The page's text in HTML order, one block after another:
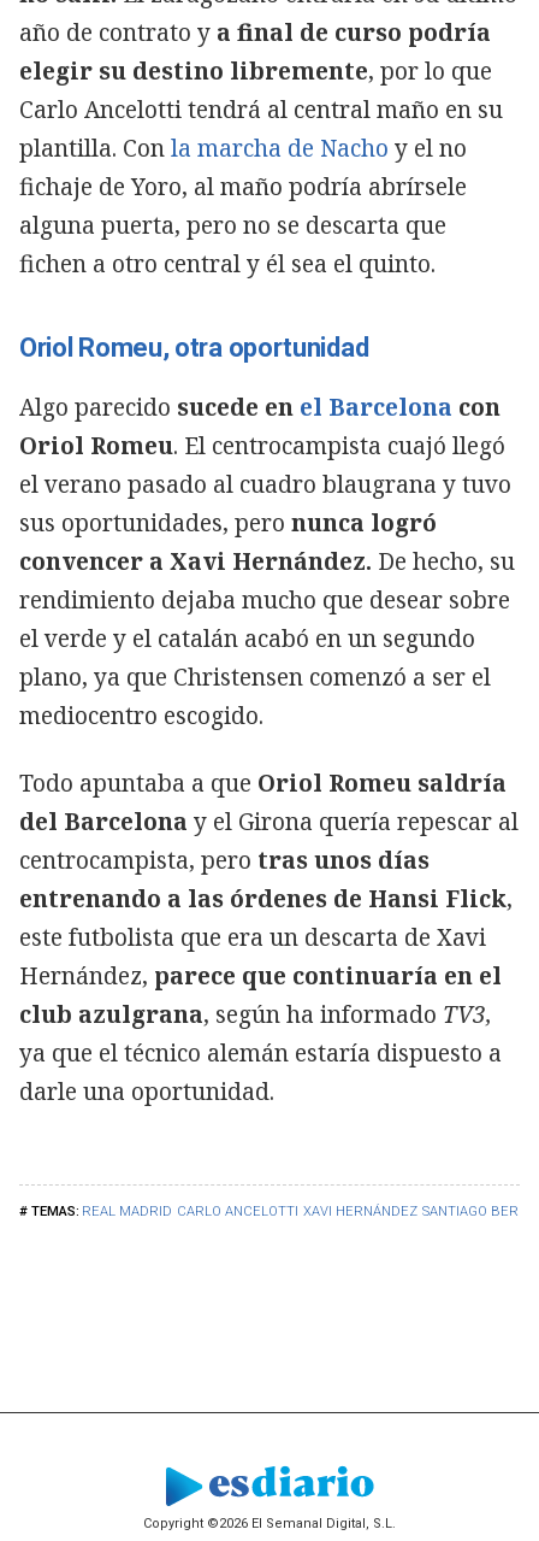
REAL MADRID CARLO ANCELOTTI XAVI HERNÁNDEZ SANTIAGO
año de contrato y a final de curso podría
elegir su destino libremente, por lo que
Carlo Ancelotti tendrá al central maño en su
plantilla. Conla marcha de Nacho y el no
fichaje de Yoro, al maño podría abrírsele
alguna puerta, pero no se descarta que
fichen a otro central y él sea el quinto.
Oriol Romeu, otra oportunidad
Algo parecido sucede en el Barcelona con
Oriol Romeu. El centrocampista cuajó llegó
el verano pasado al cuadro blaugrana y tuvo
sus oportunidades, pero nunca logró
convencer a Xavi Hernández. De hecho, su
rendimiento dejaba mucho que desear sobre
el verde y el catalán acabó en un segundo
plano, ya que Christensen comenzó a ser el
mediocentro escogido.
Todo apuntaba a que Oriol Romeu saldría
del Barcelona y el Girona quería repescar al
centrocampista, pero tras unos días
entrenando a las órdenes de Hansi Flick,
este futbolista que era un descarta de Xavi
Hernández, parece que continuaría en el
club azulgrana, según ha informado TV3,
ya que el técnico alemán estaría dispuesto a
darle una oportunidad.
Copyright ©2026 El Semanal Digital, S.L.